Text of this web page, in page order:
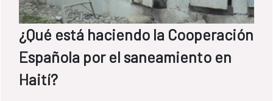
¿Qué está haciendo la Cooperación
Española por el saneamiento en
Haití?